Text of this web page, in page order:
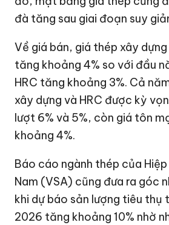
đà tăng sau giai đoạn suy
Về giá bán, giá thép xây
tăng khoảng 4% so với đầu
HRC tăng khoảng 3%. Cả
xây dựng và HRC được kỳ
lượt 6% và 5%, còn giá tôn
khoảng 4%.
Báo cáo ngành thép của
Nam (VSA) cũng đưa ra góc
khi dự báo sản lượng tiêu thụ
2026 tăng khoảng 10% nhờ